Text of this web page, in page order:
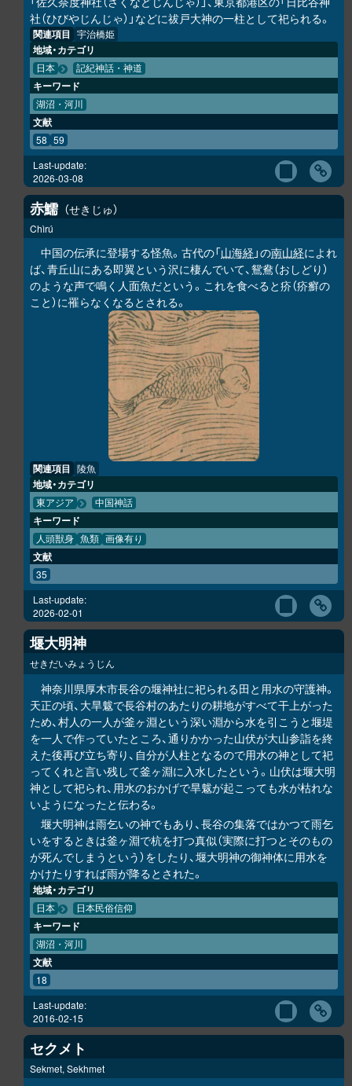
社（ひびやじんじゃ）」などに祓戸大神の一柱として祀られる。
関連項目 宇治橋姫
地域・カテゴリ
日本 記紀神話・神道
キーワード
湖沼・河川
文献
58 59
Last-update:
2026-03-08
赤鱬 せきじゅ
Chìrú
中国の伝承に登場する怪魚。古代の「山海経 」の南山経によれ
ば、青丘山にある即翼という沢に棲んでいて、鴛鴦（おしどり）
のような声で鳴く人面魚だという。これを食べると疥（疥癬の
こと）に罹らなくなるとされる。
関連項目 陵魚
地域・カテゴリ
東アジア 中国神話
キーワード
人頭獣身 魚類 画像有り
文献
35
Last-update:
2026-02-01
堰大明神
せきだいみょうじん
神奈川県厚木市長谷の堰神社に祀られる田と用水の守護神。
天正の頃、大旱魃で長谷村のあたりの耕地がすべて干上がった
ため、村人の一人が釜ヶ淵という深い淵から水を引こうと堰堤
を一人で作っていたところ、通りかかった山伏が大山参詣を終
えた後再び立ち寄り、自分が人柱となるので用水の神として祀
ってくれと言い残して釜ヶ淵に入水したという。山伏は堰大明
神として祀られ、用水のおかげで旱魃が起こっても水が枯れな
いようになったと伝わる。
堰大明神は雨乞いの神でもあり、長谷の集落ではかつて雨乞
いをするときは釜ヶ淵で杭を打つ真似（実際に打つとそのもの
が死んでしまうという）をしたり、堰大明神の御神体に用水を
かけたりすれば雨が降るとされた。
地域・カテゴリ
日本 日本民俗信仰
キーワード
湖沼・河川
文献
18
Last-update:
2016-02-15
セクメト
Sekmet, Sekhmet